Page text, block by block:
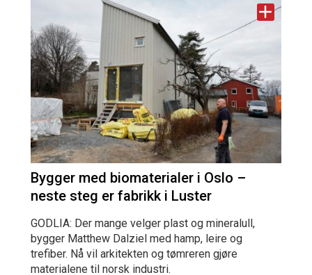
Bygger med biomaterialer i Oslo –
neste steg er fabrikk i Luster
GODLIA: Der mange velger plast og mineralull,
bygger Matthew Dalziel med hamp, leire og
trefiber. Nå vil arkitekten og tømreren gjøre
materialene til norsk industri.